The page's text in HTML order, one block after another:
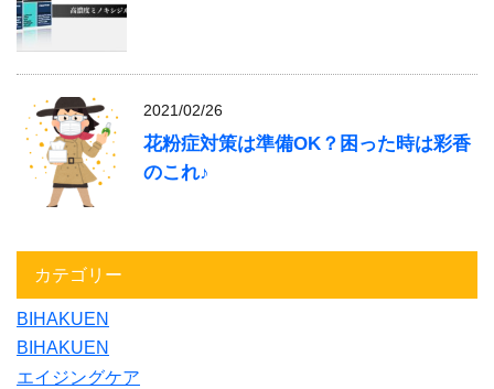
2021/02/26
花粉症対策は準備OK？困った時は彩香
のこれ♪
カテゴリー
BIHAKUEN
BIHAKUEN
エイジングケア